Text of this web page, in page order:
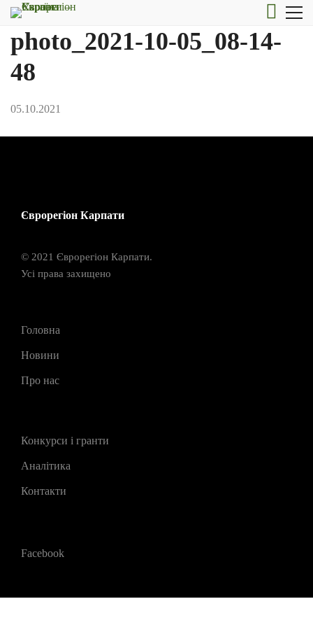
photo_2021-10-05_08-14-
48
05.10.2021
Єврорегіон Карпати
© 2021 Єврорегіон Карпати.
Усі права захищено
Головна
Новини
Про нас
Конкурси і гранти
Аналітика
Контакти
Facebook